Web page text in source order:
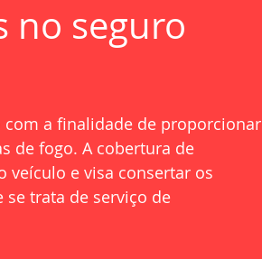
no seguro
com a finalidade de proporcionar
de fogo. A cobertura de
veículo e visa consertar os
se trata de serviço de